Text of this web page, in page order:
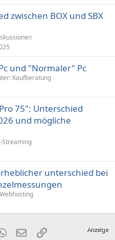
p
zwischen BOX und SBX
und "Normaler" Pc
Kaufberatung
75": Unterschied
und mögliche
Streaming
unterschied bei
WhatsApp
E-MailLink